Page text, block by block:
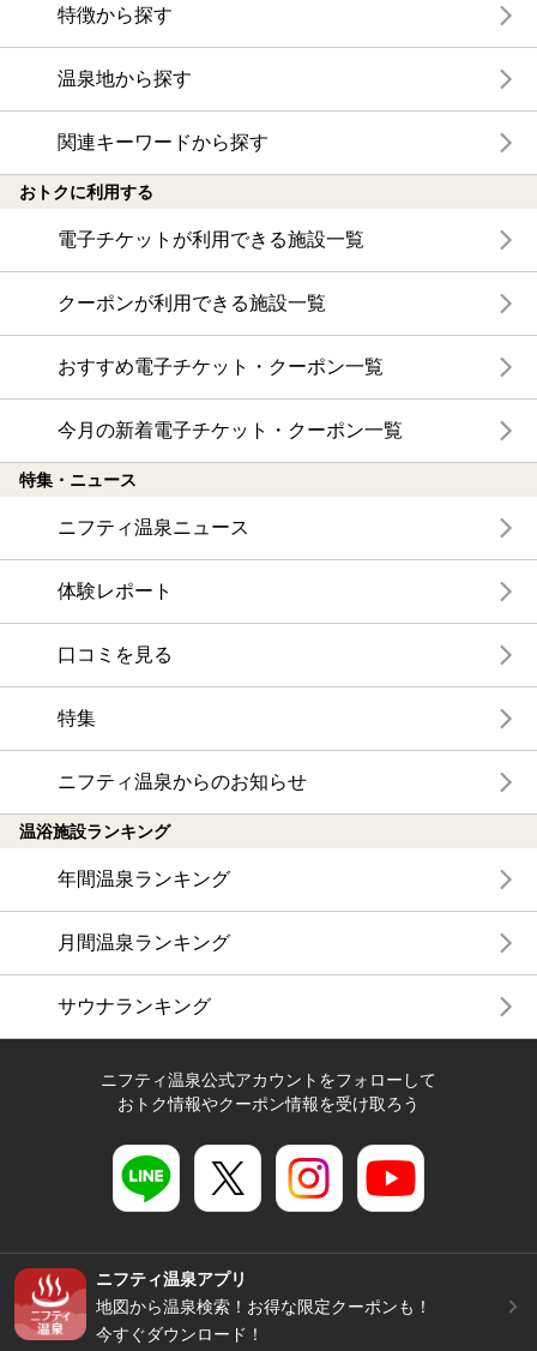
特徴から探す
温泉地から探す
関連キーワードから探す
おトクに利用する
電子チケットが利用できる施設一覧
クーポンが利用できる施設一覧
おすすめ電子チケット・クーポン一覧
今月の新着電子チケット・クーポン一覧
特集・ニュース
ニフティ温泉ニュース
体験レポート
口コミを見る
特集
ニフティ温泉からのお知らせ
温浴施設ランキング
年間温泉ランキング
月間温泉ランキング
サウナランキング
ニフティ温泉公式アカウントをフォローして
おトク情報やクーポン情報を受け取ろう
ニフティ温泉アプリ
地図から温泉検索！お得な限定クーポンも！
今すぐダウンロード！